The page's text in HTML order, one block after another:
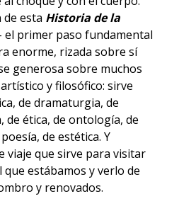
esta Historia de la
el primer paso fundamental
enorme, rizada sobre sí
generosa sobre muchos
y filosófico: sirve
de dramaturgia, de
de ética, de ontología, de
de estética. Y
viaje que sirve para visitar
estábamos y verlo de
y renovados.